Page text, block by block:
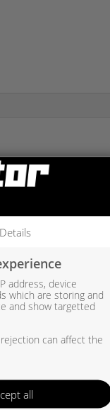
– TIIVISTESARJA TM
4937305102,
05004R1, 49373-
Details
address, device
which are storing and
and show targetted
can affect the
all